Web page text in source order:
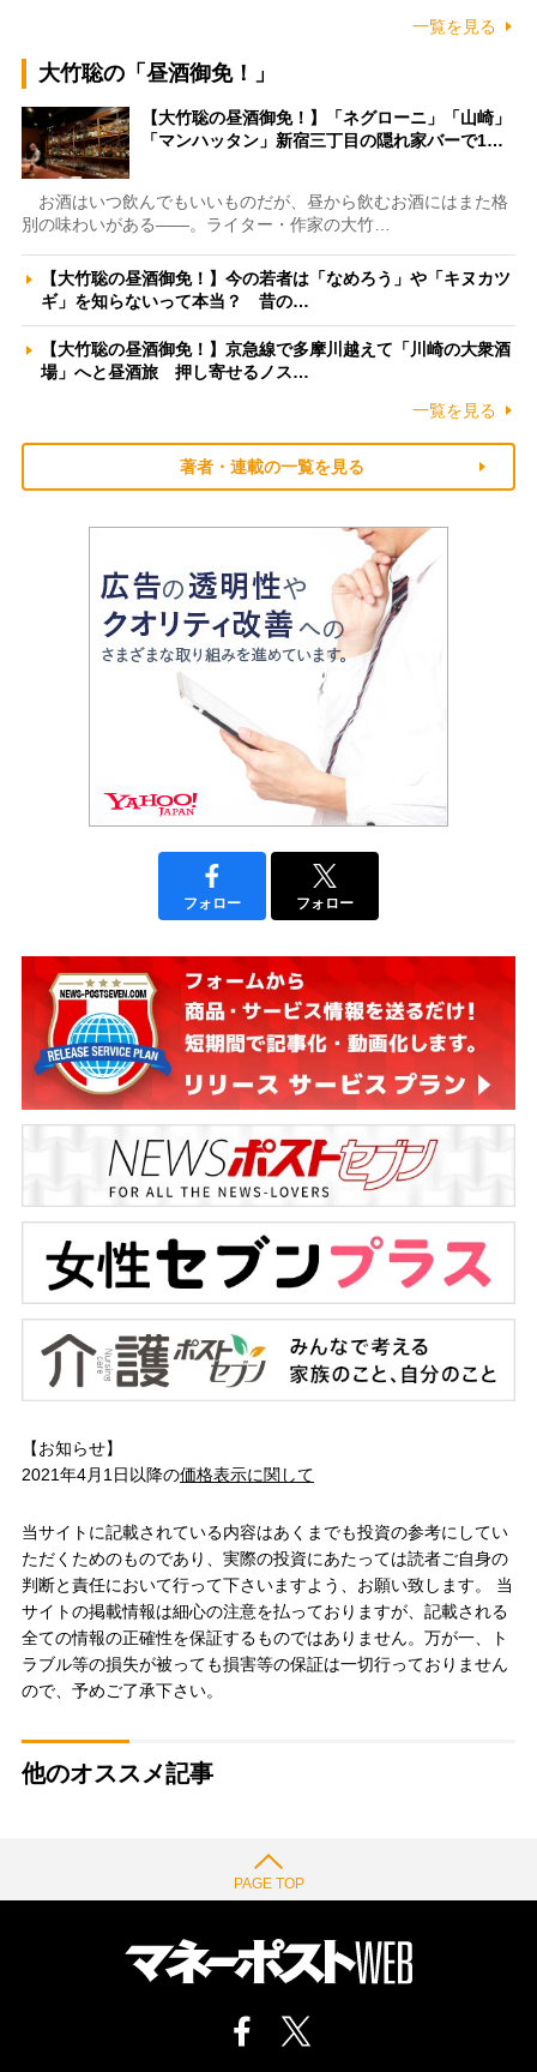
一覧を見る
大竹聡の「昼酒御免！」
【大竹聡の昼酒御免！】「ネグローニ」「山崎」
「マンハッタン」新宿三丁目の隠れ家バーで1…
お酒はいつ飲んでもいいものだが、昼から飲むお酒にはまた格
別の味わいがある――。ライター・作家の大竹…
【大竹聡の昼酒御免！】今の若者は「なめろう」や「キヌカツ
ギ」を知らないって本当？ 昔の…
【大竹聡の昼酒御免！】京急線で多摩川越えて「川崎の大衆酒
場」へと昼酒旅 押し寄せるノス…
一覧を見る
著者・連載の一覧を見る
フォロー フォロー
【お知らせ】
2021年4月1日以降の価格表示に関して
当サイトに記載されている内容はあくまでも投資の参考にしてい
ただくためのものであり、実際の投資にあたっては読者ご自身の
判断と責任において行って下さいますよう、お願い致します。 当
サイトの掲載情報は細心の注意を払っておりますが、記載される
全ての情報の正確性を保証するものではありません。万が一、ト
ラブル等の損失が被っても損害等の保証は一切行っておりません
ので、予めご了承下さい。
他のオススメ記事
PAGE TOP